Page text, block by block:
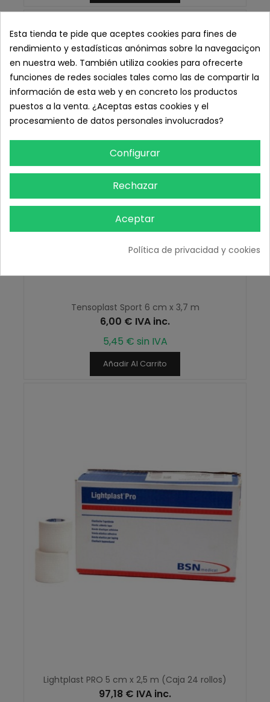
Tensoplast Sport 6 cm x 3,7 m
6,00 € IVA inc.
5,45 € sin IVA
Añadir Al Carrito
Lightplast PRO 5 cm x 2,5 m (Caja 24 rollos)
97,18 € IVA inc.
Esta tienda te pide que aceptes cookies para fines de
rendimiento y estadísticas anónimas sobre la navegaciçon
en nuestra web. También utiliza cookies para ofrecerte
funciones de redes sociales tales como las de compartir la
información de esta web y en concreto los productos
puestos a la venta. ¿Aceptas estas cookies y el
procesamiento de datos personales involucrados?
Configurar
Rechazar
Aceptar
Política de privacidad y cookies